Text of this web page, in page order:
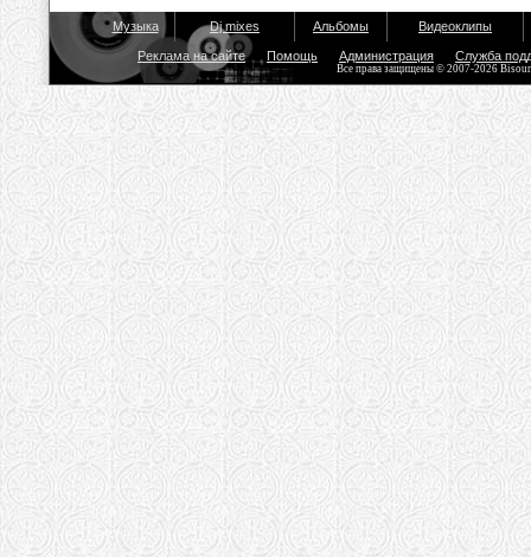
Музыка Dj mixes Альбомы Видеоклипы
Реклама на сайте Помощь Администрация Служба
Все права защищены © 2007-2026